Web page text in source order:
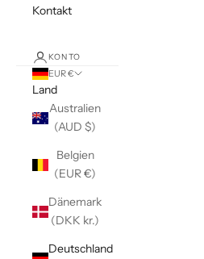
Kontakt
KONTO
EUR €
Land
Australien
(AUD $)
Belgien
(EUR €)
Dänemark
(DKK kr.)
Deutschland